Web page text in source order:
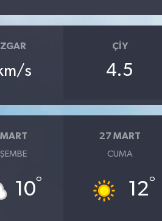
s
ÇIY
4.5
10°
27 MART
CUMA
12°